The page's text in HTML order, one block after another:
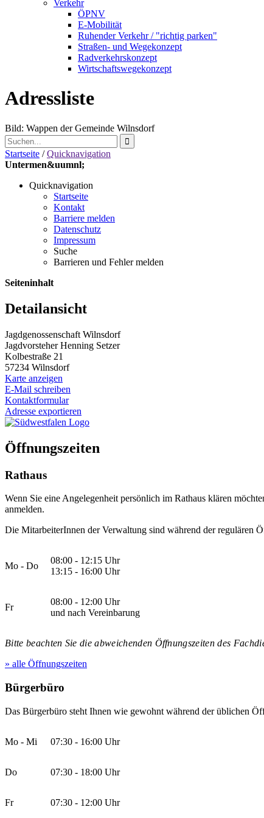
Verkehr
ÖPNV
E-Mobilität
Ruhender Verkehr / "richtig parken"
Straßen- und Wegekonzept
Radverkehrskonzept
Wirtschaftswegekonzept
Adressliste
Bild: Wappen der Gemeinde Wilnsdorf
Startseite /Quicknavigation
Untermen&uumnl;
Quicknavigation
Startseite
Kontakt
Barriere melden
Datenschutz
Impressum
Suche
Barrieren und Fehler melden
Seiteninhalt
Detailansicht
Jagdgenossenschaft Wilnsdorf
Jagdvorsteher Henning Setzer
Kolbestraße 21
57234 Wilnsdorf
Karte anzeigen
E-Mail schreiben
Kontaktformular
Adresse exportieren
Öffnungszeiten
Rathaus
Wenn Sie eine Angelegenheit persönlich im Rathaus klären
anmelden.
Die MitarbeiterInnen der Verwaltung sind während der regulären
Mo - Do
08:00 - 12:15 Uhr
13:15 - 16:00 Uhr
Fr
08:00 - 12:00 Uhr
und nach Vereinbarung
Bitte beachten Sie die abweichenden Öffnungszeiten des
» alle Öffnungszeiten
Bürgerbüro
Das Bürgerbüro steht Ihnen wie gewohnt während der üblichen
Mo - Mi 07:30 - 16:00 Uhr
Do 07:30 - 18:00 Uhr
Fr 07:30 - 12:00 Uhr